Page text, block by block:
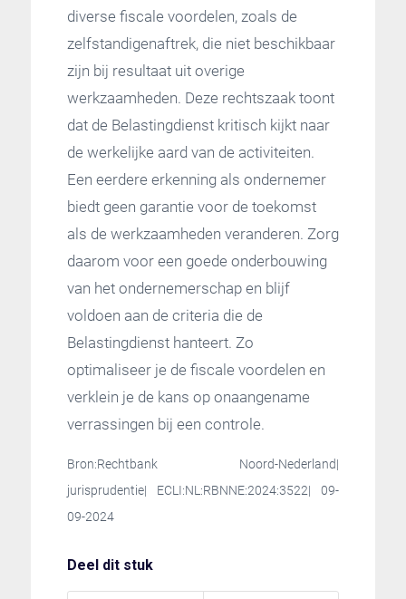
diverse fiscale voordelen, zoals de
zelfstandigenaftrek, die niet beschikbaar
zijn bij resultaat uit overige
werkzaamheden. Deze rechtszaak toont
dat de Belastingdienst kritisch kijkt naar
de werkelijke aard van de activiteiten.
Een eerdere erkenning als ondernemer
biedt geen garantie voor de toekomst
als de werkzaamheden veranderen. Zorg
daarom voor een goede onderbouwing
van het ondernemerschap en blijf
voldoen aan de criteria die de
Belastingdienst hanteert. Zo
optimaliseer je de fiscale voordelen en
verklein je de kans op onaangename
verrassingen bij een controle.
Bron:Rechtbank Noord-Nederland|
jurisprudentie| ECLI:NL:RBNNE:2024:3522| 09-
09-2024
Deel dit stuk